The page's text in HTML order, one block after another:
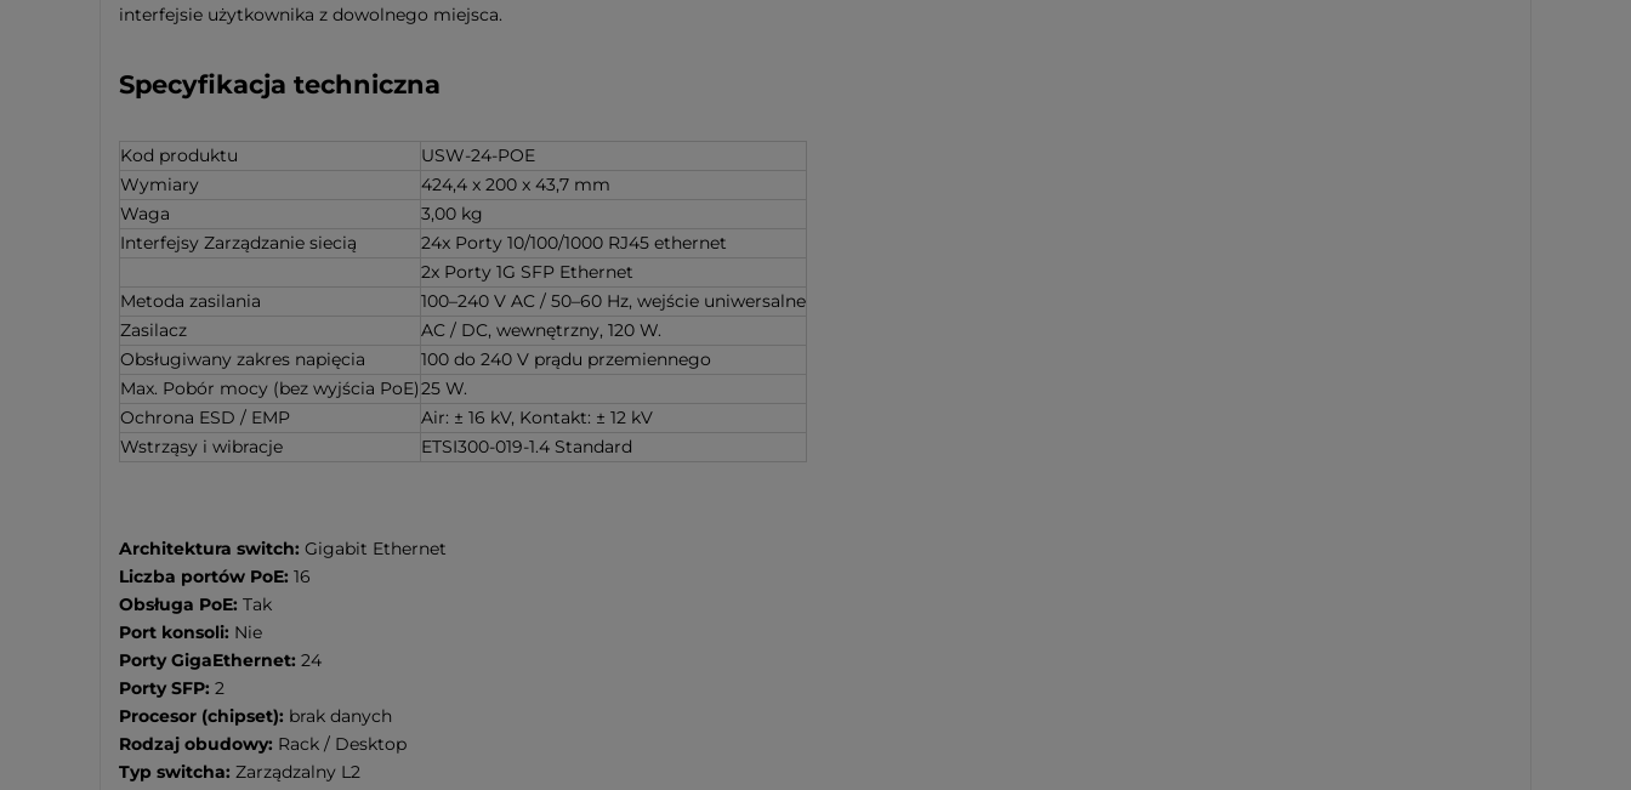
interfejsie użytkownika z dowolnego miejsca.
Specyfikacja techniczna
Kod produktu
USW-24-POE
Wymiary
424,4 x 200 x 43,7 mm
Waga
3,00 kg
Interfejsy Zarządzanie siecią
24x Porty 10/100/1000 RJ45 ethernet
2x Porty 1G SFP Ethernet
Metoda zasilania
100–240 V AC / 50–60 Hz, wejście uniwersalne
Zasilacz
AC / DC, wewnętrzny, 120 W.
Obsługiwany zakres napięcia
100 do 240 V prądu przemiennego
Max. Pobór mocy (bez wyjścia PoE)25 W.
Ochrona ESD / EMP
Air: ± 16 kV, Kontakt: ± 12 kV
Wstrząsy i wibracje
ETSI300-019-1.4 Standard
Architektura switch: Gigabit Ethernet
Liczba portów PoE: 16
Obsługa PoE: Tak
Port konsoli: Nie
Porty GigaEthernet: 24
Porty SFP: 2
Procesor (chipset): brak danych
Rodzaj obudowy: Rack / Desktop
Typ switcha: Zarządzalny L2